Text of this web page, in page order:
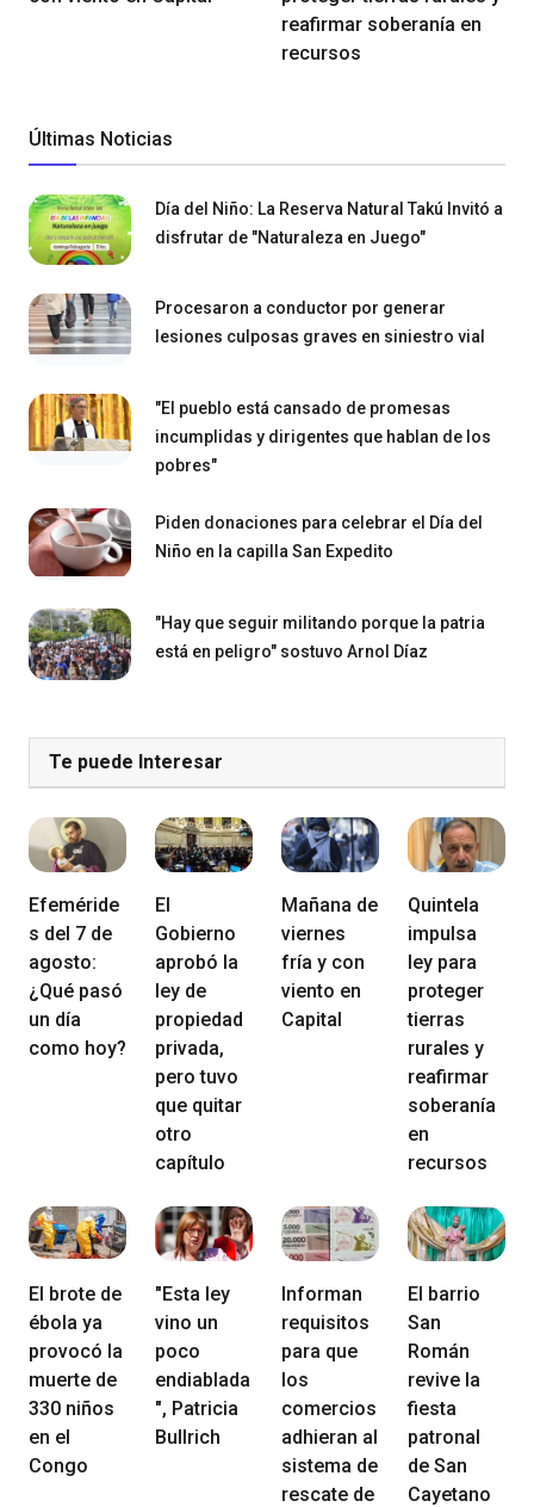
reafirmar soberanía en
recursos
Últimas Noticias
Día del Niño: La Reserva Natural Takú Invitó a
disfrutar de "Naturaleza en Juego"
Procesaron a conductor por generar
lesiones culposas graves en siniestro vial
"El pueblo está cansado de promesas
incumplidas y dirigentes que hablan de los
pobres"
Piden donaciones para celebrar el Día del
Niño en la capilla San Expedito
"Hay que seguir militando porque la patria
está en peligro" sostuvo Arnol Díaz
Te puede Interesar
Efeméride
s del 7 de
agosto:
¿Qué pasó
un día
como hoy?
El
Gobierno
aprobó la
ley de
propiedad
privada,
pero tuvo
que quitar
otro
capítulo
Mañana de
viernes
fría y con
viento en
Capital
Quintela
impulsa
ley para
proteger
tierras
rurales y
reafirmar
soberanía
en
recursos
El brote de
ébola ya
provocó la
muerte de
330 niños
en el
Congo
"Esta ley
vino un
poco
endiablada
", Patricia
Bullrich
Informan
requisitos
para que
los
comercios
adhieran al
sistema de
rescate de
El barrio
San
Román
revive la
fiesta
patronal
de San
Cayetano